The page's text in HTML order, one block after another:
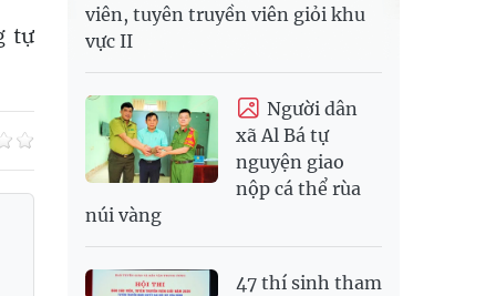
tự
viên, tuyên truyền viên giỏi khu
vực II
Người dân
xã Al Bá tự
nguyện giao
nộp cá thể rùa
núi vàng
47 thí sinh tham